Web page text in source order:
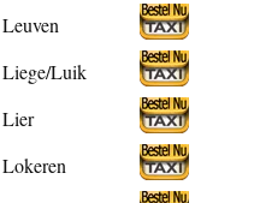
Leuven
Liege/Luik
Lier
Lokeren